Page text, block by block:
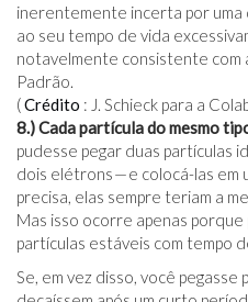
inerentemente incerta por
ao seu tempo de vida
notavelmente consistente com
Padrão.
(Crédito : J. Schieck para a
8.) Cada partícula do mesmo
pudesse pegar duas partículas
dois elétrons — e colocá-las em
precisa, elas sempre teriam a
Mas isso ocorre apenas
partículas estáveis ​​com tempo
Se, em vez disso, você